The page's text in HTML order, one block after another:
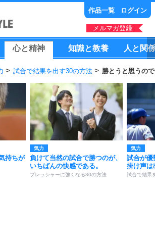
作品一覧 ログイン
メルマガ登録
心と精神 知識と教養 人 と 関
試合で結果を出す30の方法 勝とうと思うの
持ちが
気力
負けて当然の試合で勝つのが、
いちばんの快感である。
プレッシャーに強くなる30の方法
気力
試合が優
掛け声は
試合で結果